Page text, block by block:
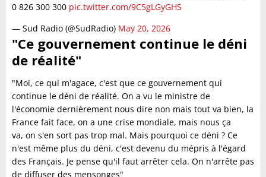
0 826 300 300 pic.twitter.com/9C5gLGyGHS
— Sud Radio (@SudRadio) May 20, 2026
"Ce gouvernement continue le déni
de réalité"
"Moi, ce qui m'agace, c'est que ce gouvernement qui
continue le déni de réalité. On a vu le ministre de
l'économie dernièrement nous dire non mais tout va bien, la
France fait face, on a une crise mondiale, mais nous ça
va, on s'en sort pas trop mal. Mais pourquoi ce déni ? Ce
n'est même plus du déni, c'est devenu du mépris à l'égard
des Français. Je pense qu'il faut arrêter cela. On n'arrête pas
de diffuser des mensonges"